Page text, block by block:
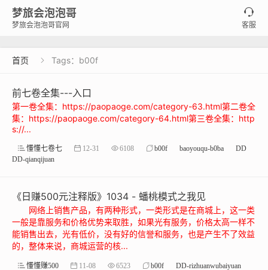
梦旅会泡泡哥
梦旅会泡泡哥官网

客服
首页  Tags：b00f
前七卷全集---入口
第一卷全集：https://paopaoge.com/category-63.html第二卷全
集：https://paopaoge.com/category-64.html第三卷全集：http
s://...
懂懂七卷七 12-31 6108 b00f baoyouqu-b0ba
DD
DD-qianqijuan
《日赚500元注释版》1034 - 蟠桃模式之我见
网络上销售产品，有两种形式，一类形式是在商城上，这一类
一般是靠服务和价格优势来取胜，如果光有服务，价格太高一样不
能销售出去，光有低价，没有好的信誉和服务，也是产生不了效益
的，整体来说，商城运营的核...
懂懂赚500 11-08 6523 b00f
DD-rizhuanwubaiyuan